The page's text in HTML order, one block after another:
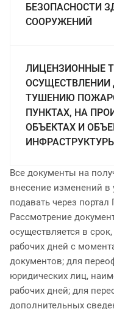
БЕЗОПАСНОСТИ
СООРУЖЕНИЙ
ЛИЦЕНЗИОННЫЕ
ОСУЩЕСТВЛЕНИИ
ТУШЕНИЮ
ПУНКТАХ, НА
ОБЪЕКТАХ И
Все документы на
внесение изменений
подавать через портал
Рассмотрение
осуществляется в
рабочих дней с
документов; для
юридических лиц,
рабочих дней; для
дополнительных